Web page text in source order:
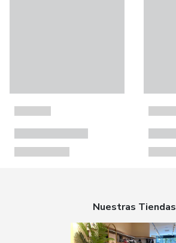
Nuestras Tiendas